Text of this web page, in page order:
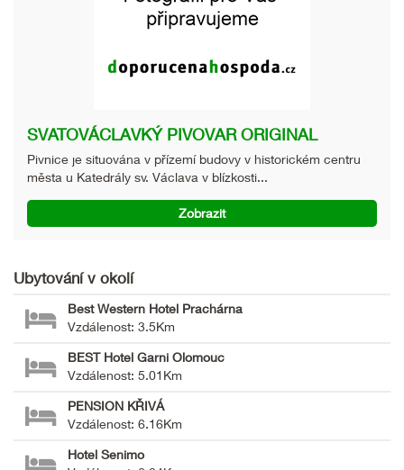
SVATOVÁCLAVKÝ PIVOVAR ORIGINAL
Pivnice je situována v přízemí budovy v historickém centru
města u Katedrály sv. Václava v blízkosti...
Zobrazit
Ubytování v okolí
Best Western Hotel Prachárna
Vzdálenost: 3.5Km
BEST Hotel Garni Olomouc
Vzdálenost: 5.01Km
PENSION KŘIVÁ
Vzdálenost: 6.16Km
Hotel Senimo